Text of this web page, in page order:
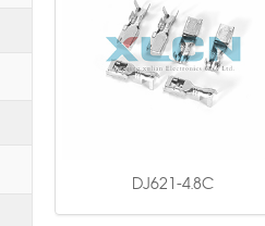
DJ621-4.8C